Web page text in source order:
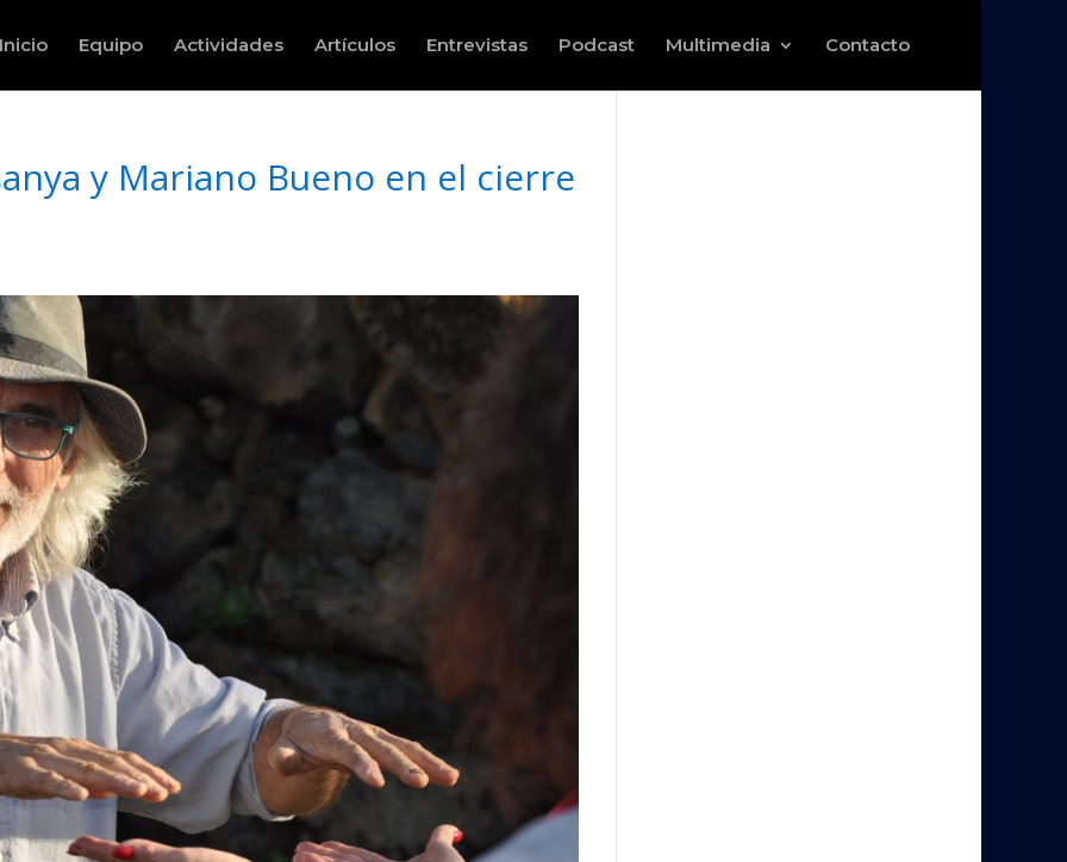
Inicio Equipo Actividades Artículos Entrevistas Podcast Multimedia Contacto
y Mariano Bueno en el cierre